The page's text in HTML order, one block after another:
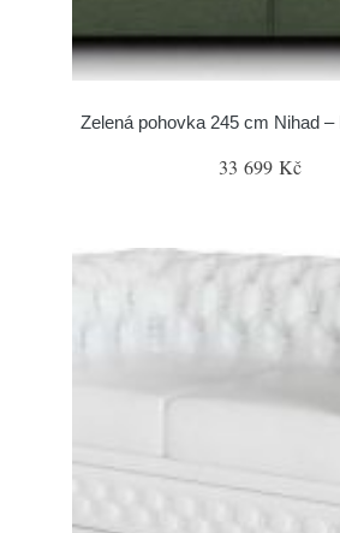
Zelená pohovka 245 cm Nihad
33 699 Kč